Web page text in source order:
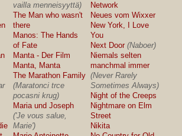
vailla menneisyyttä)
The Man who wasn't
there
Manos: The Hands
of Fate
Manta - Der Film
Manta, Manta
The Marathon Family
(Maratonci trce
pocasni krug)
Maria und Joseph
('Je vous salue,
Marie')
Network
Neues vom Wixxer
New York, I Love
You
Next Door (Naboer)
Niemals selten
manchmal immer
(Never Rarely
Sometimes Always)
Night of the Creeps
Nightmare on Elm
Street
Nikita